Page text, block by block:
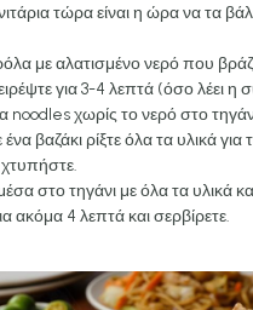
τώρα είναι η ώρα να τα
με αλατισμένο νερό που
για 3-4 λεπτά (όσο λέει η
noodles χωρίς το νερό στο
βαζάκι ρίξτε όλα τα υλικά για
χτυπήστε.
στο τηγάνι με όλα τα υλικά
ακόμα 4 λεπτά και σερβίρετε.